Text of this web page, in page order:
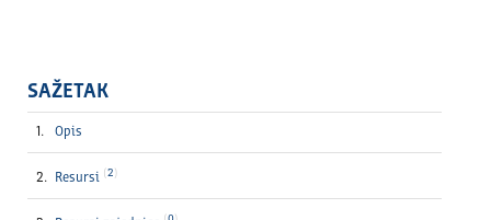
SAŽETAK
Opis
Resursi 2